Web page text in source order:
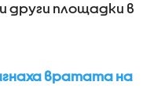
други площадки в
вратата на